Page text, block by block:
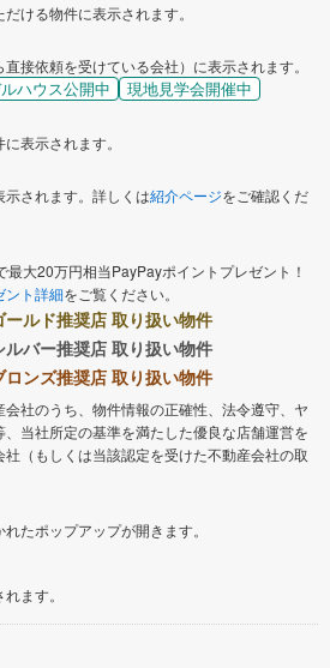
ける物件に表示されます。
接依頼を受けている会社）に表示されます。
ハウス公開中
現地見学会開催中
表示されます。
されます。詳しくは紹介ページをご確認くだ
最大20万円相当PayPayポイントプレゼント！
ント詳細をご覧ください。
ールド推奨店 取り扱い物件
ルバー推奨店 取り扱い物件
ロンズ推奨店 取り扱い物件
社のうち、物件情報の正確性、法令遵守、ヤ
当社所定の基準を満たした優良な店舗運営を
（もしくは当該認定を受けた不動産会社の取
たポップアップが開きます。
ます。